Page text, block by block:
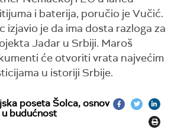
i baterija, poručio je Vučić.
izjavio je da ima dosta razloga za
Jadar u Srbiji. Maroš
će otvoriti vrata najvećim
u istoriji Srbije.
poseta Šolca, osnov
budućnost